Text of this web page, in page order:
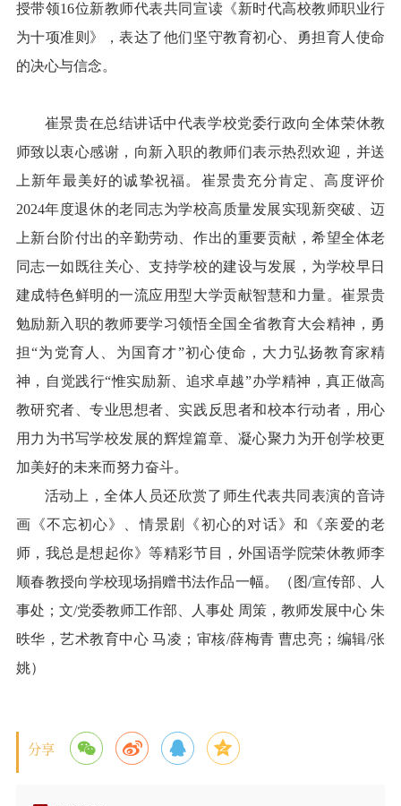
授带领16位新教师代表共同宣读《新时代高校教师职业行
为十项准则》，表达了他们坚守教育初心、勇担育人使命
的决心与信念。
崔景贵在总结讲话中代表学校党委行政向全体荣休教
师致以衷心感谢，向新入职的教师们表示热烈欢迎，并送
上新年最美好的诚挚祝福。崔景贵充分肯定、高度评价
2024年度退休的老同志为学校高质量发展实现新突破、迈
上新台阶付出的辛勤劳动、作出的重要贡献，希望全体老
同志一如既往关心、支持学校的建设与发展，为学校早日
建成特色鲜明的一流应用型大学贡献智慧和力量。崔景贵
勉励新入职的教师要学习领悟全国全省教育大会精神，勇
担“为党育人、为国育才”初心使命，大力弘扬教育家精
神，自觉践行“惟实励新、追求卓越”办学精神，真正做高
教研究者、专业思想者、实践反思者和校本行动者，用心
用力为书写学校发展的辉煌篇章、凝心聚力为开创学校更
加美好的未来而努力奋斗。
活动上，全体人员还欣赏了师生代表共同表演的音诗
画《不忘初心》、情景剧《初心的对话》和《亲爱的老
师，我总是想起你》等精彩节目，外国语学院荣休教师李
顺春教授向学校现场捐赠书法作品一幅。（图/宣传部、人
事处；文/党委教师工作部、人事处 周策，教师发展中心 朱
昳华，艺术教育中心 马凌；审核/薛梅青 曹忠亮；编辑/张
姚）
分享